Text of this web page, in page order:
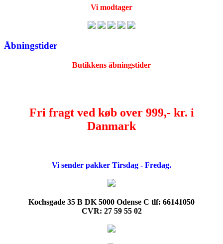
Vi modtager
Åbningstider
Butikkens åbningstider
Fri fragt ved køb over 999,- kr. i
Danmark
Vi sender pakker Tirsdag - Fredag.
Kochsgade 35 B DK 5000 Odense C tlf: 66141050
CVR: 27 59 55 02